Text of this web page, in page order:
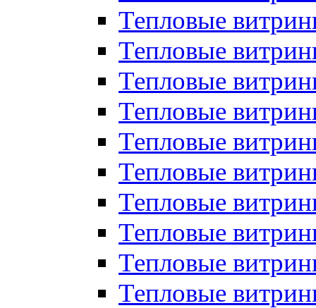
Тепловые
Тепловые
Тепловые
Тепловые
Тепловые
Тепловые
Тепловые
Тепловые
Тепловые
Тепловые